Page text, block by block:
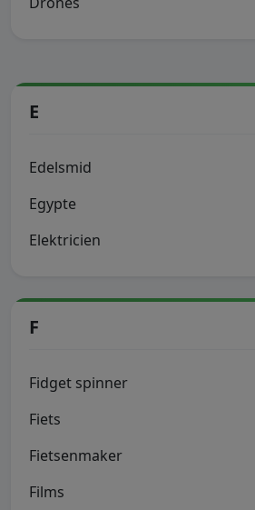
E
Edelsmid
Egypte
Elektricien
F
Fidget spinner
Fiets
Fietsenmaker
Films